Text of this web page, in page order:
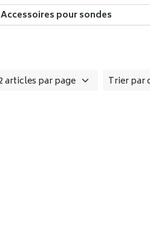
Accessoires pour sondes